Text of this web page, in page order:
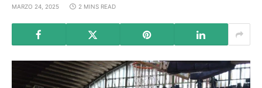
MARZO 24, 2025 2 MINS READ